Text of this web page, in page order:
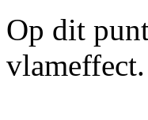
Op dit